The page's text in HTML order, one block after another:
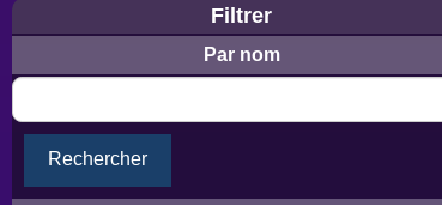
Filtrer
Par nom
Rechercher